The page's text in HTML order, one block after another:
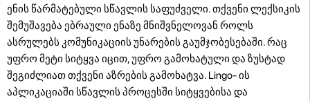
ენის წარმატებული სწავლის საფუძველი. თქვენი ლექსიკის
შემუშავება ებრაული ენაზე მნიშვნელოვან როლს
ასრულებს კომუნიკაციის უნარების გაუმჯობესებაში. რაც
უფრო მეტი სიტყვა იცით, უფრო გამოხატული და ზუსტად
შეგიძლიათ თქვენი აზრების გამოხატვა. Lingo- ის
აპლიკაციაში სწავლის პროცესში სიტყვებისა და